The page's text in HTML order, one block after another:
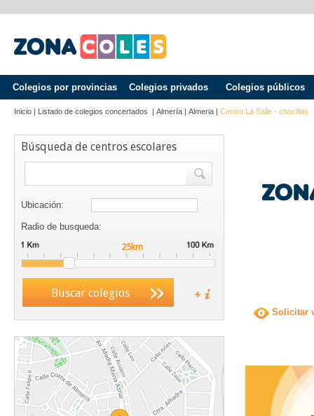
Colegios por provincias Colegios privados Colegios públicos
Inicio | Listado de colegios concertados | Almería | Almeria | Centro La Salle - chocillas
Búsqueda de centros escolares
Ubicación:
Radio de busqueda:
Buscar colegios
Solicitar